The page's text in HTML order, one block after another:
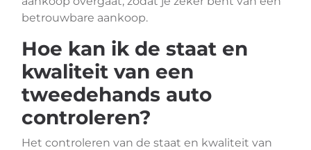
betrouwbare aankoop.
Hoe kan ik de staat en
kwaliteit van een
tweedehands auto
controleren?
Het controleren van de staat en kwaliteit van